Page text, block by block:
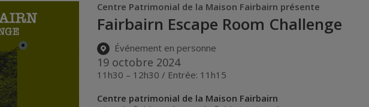
Centre Patrimonial de la Maison Fairbairn présente
Fairbairn Escape Room Challenge
Événement en personne
19 octobre 2024
11h30 – 12h30 / Entrée: 11h15
Centre patrimonial de la Maison Fairbairn